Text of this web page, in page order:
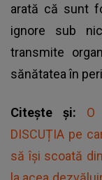
arată că sunt
ignore sub
transmite
sănătatea în
Citește și: O
DISCUȚIA pe
să își scoată